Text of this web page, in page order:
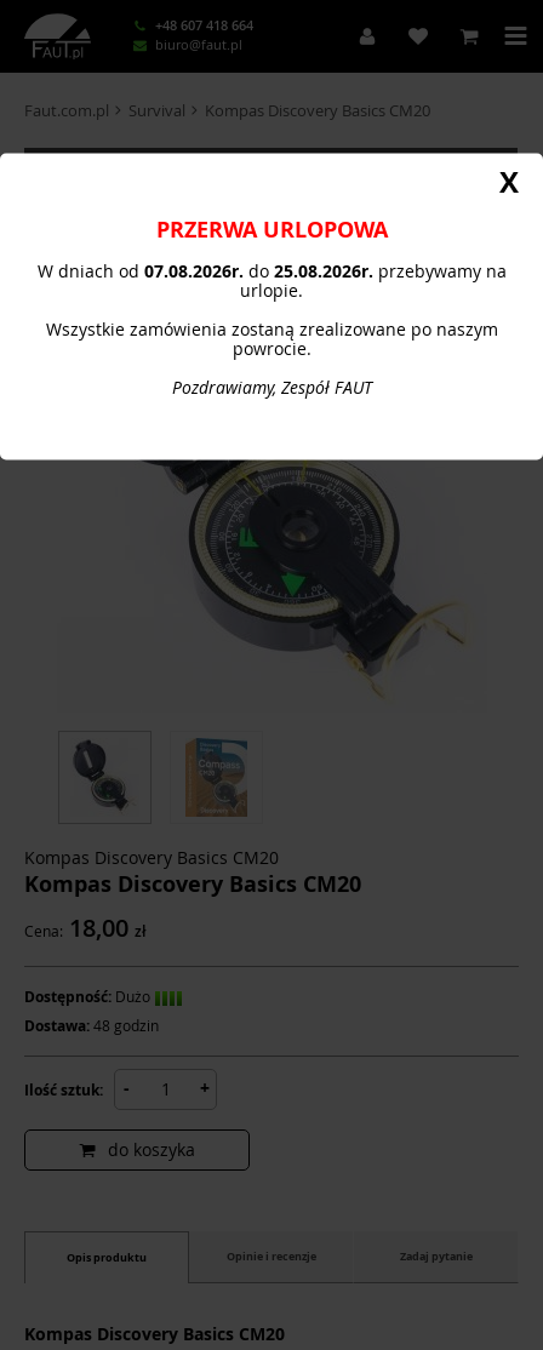
+48 607 418 664
biuro@faut.pl
Faut.com.pl Survival Kompas Discovery Basics CM20
Kompas Discovery Basics CM20
Kompas Discovery Basics CM20
Cena: 18,00 zł
Dostępność: Dużo
Dostawa:48 godzin
Ilość sztuk: - +
do koszyka
Opis produktu Opinie i recenzje Zadaj pytanie
Kompas Discovery Basics CM20
PRZERWA URLOPOWA
W dniach od 07.08.2026r. do 25.08.2026r. przebywamy na
urlopie.
Wszystkie zamówienia zostaną zrealizowane po naszym
powrocie.
Pozdrawiamy, Zespół FAUT
X